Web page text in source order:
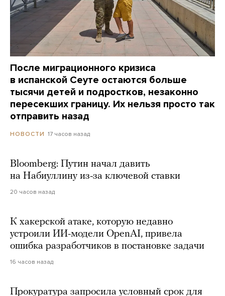
После миграционного кризиса
в испанской Сеуте остаются больше
тысячи детей и подростков, незаконно
пересекших границу. Их нельзя просто так
отправить назад
НОВОСТИ 17 часов назад
Bloomberg: Путин начал давить
на Набиуллину из-за ключевой ставки
20 часов назад
К хакерской атаке, которую недавно
устроили ИИ-модели OpenAI, привела
ошибка разработчиков в постановке задачи
16 часов назад
Прокуратура запросила условный срок для